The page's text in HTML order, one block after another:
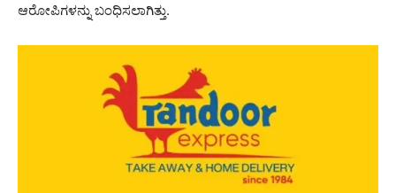
ಆರೋಪಿಗಳನ್ನು ಬಂಧಿಸಲಾಗಿತ್ತು.